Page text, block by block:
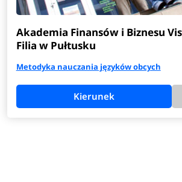
Akademia Finansów i Biznesu
Filia w Pułtusku
Metodyka nauczania języków obcych
Kierunek